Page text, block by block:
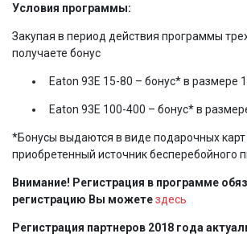
Условия программы:
Закупая в период действия программы
получаете бонус
Eaton 93E 15-80 – бонус* в размере
Eaton 93E 100-400 – бонус* в
*Бонусы выдаются в виде подарочных
приобретенный источник бесперебойного
Внимание! Регистрация в программе
регистрацию Вы можетездесь
Регистрация партнеров 2018 года